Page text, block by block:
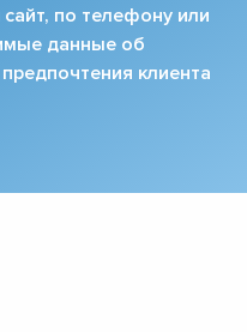
по телефону или
данные об
клиента